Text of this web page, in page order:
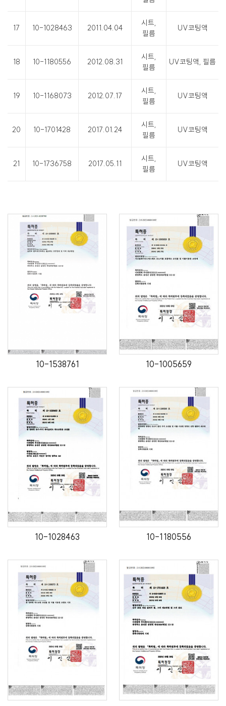
17 10-1028463 2011.04.04
시트,
필름
UV코팅액
18 10-1180556 2012.08.31
시트,
필름
UV코팅액, 필름
19 10-1168073 2012.07.17
시트,
필름
UV코팅액
20 10-1701428 2017.01.24
시트,
필름
UV코팅액
21 10-1736758 2017.05.11
시트,
필름
UV코팅액
10-1538761 10-1005659
10-1028463 10-1180556